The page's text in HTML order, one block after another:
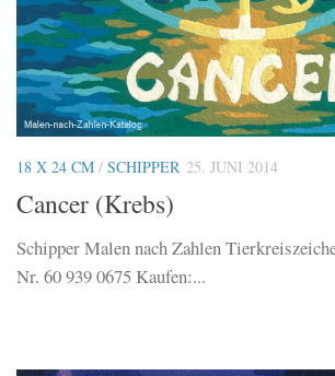
18 X 24 CM / SCHIPPER 25. JUNI 2014
Cancer (Krebs)
Schipper Malen nach Zahlen
Nr. 60 939 0675 Kaufen:...